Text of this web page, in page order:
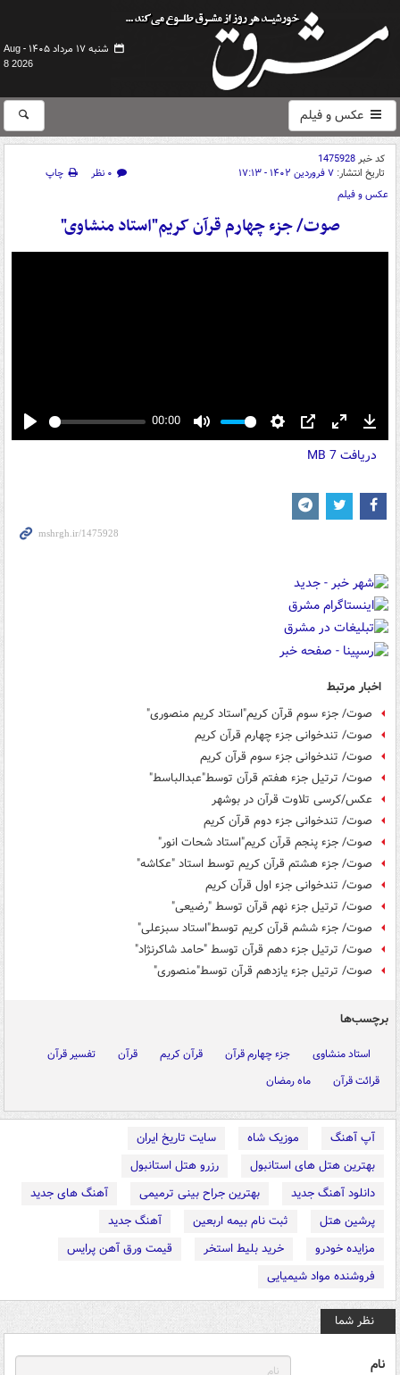
شنبه ۱۷ مرداد ۱۴۰۵ -
Aug
8 2026
عکس و فیلم
کد خبر1475928
تاریخ انتشار: ۷ فروردین ۱۴۰۲ - ۱۷:۱۳ ۰ نظر
چاپ
عکس و فیلم
صوت/ جزء چهارم قرآن کریم"استاد منشاوی"
Play
00:00
Mute Settings
PIP Enter
fullscreen
دریافت7 MB
اخبار مرتبط
صوت/ جزء سوم قرآن کریم"استاد کریم منصوری"
صوت/ تندخوانی جزء چهارم قرآن کریم
صوت/ تندخوانی جزء سوم قرآن کریم
صوت/ ترتیل جزء هفتم قرآن توسط"عبدالباسط"
عکس/کرسی تلاوت قرآن در بوشهر
صوت/ تندخوانی جزء دوم قرآن کریم
صوت/ جزء پنجم قرآن کریم"استاد شحات انور"
صوت/ جزء هشتم قرآن کریم توسط استاد "عکاشه"
صوت/ تندخوانی جزء اول قرآن کریم
صوت/ ترتیل جزء نهم قرآن توسط "رضیعی"
صوت/ جزء ششم قرآن کریم توسط"استاد سبزعلی"
صوت/ ترتیل جزء دهم قرآن توسط "حامد شاکرنژاد"
صوت/ ترتیل جزء یازدهم قرآن توسط"منصوری"
برچسب‌ها
استاد منشاوی جزء چهارم قرآن قرآن کریم قرآن
تفسیر قرآن
قرائت قرآن
ماه رمضان
آپ آهنگ موزیک شاه
سایت تاریخ ایران
بهترین هتل های استانبول
رزرو هتل استانبول
دانلود آهنگ جدید
بهترین جراح بینی ترمیمی
آهنگ های جدید
پرشین هتل
ثبت نام بیمه اربعین
آهنگ جدید
مزایده خودرو
خرید بلیط استخر
قیمت ورق آهن پرایس
فروشنده مواد شیمیایی
نظر شما
نام